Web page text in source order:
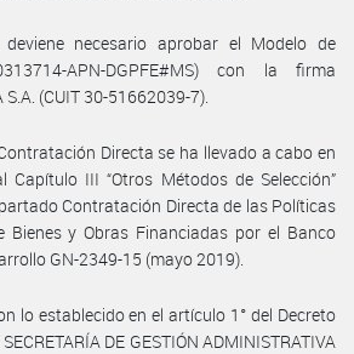
necesario aprobar el Modelo de
APN-DGPFE#MS) con la firma
S.A. (CUIT 30-51662039-7).
Directa se ha llevado a cabo en
III “Otros Métodos de Selección”
Contratación Directa de las Políticas
Bienes y Obras Financiadas por el Banco
GN-2349-15 (mayo 2019).
lo establecido en el artículo 1° del Decreto
DE GESTIÓN ADMINISTRATIVA